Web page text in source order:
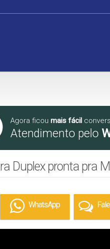
Agora ficou mais fácil
Atendimento pelo
Duplex pronta pra
WhatsApp